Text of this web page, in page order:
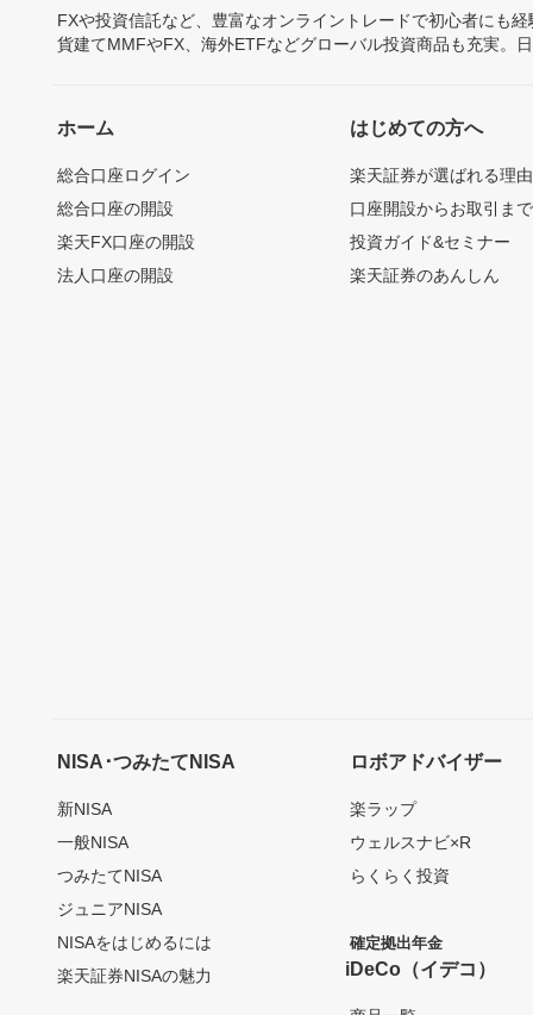
FXや投資信託など、豊富なオンライントレードで初心者にも
貨建てMMFやFX、海外ETFなどグローバル投資商品も充実。
ホーム
総合口座ログイン
総合口座の開設
楽天FX口座の開設
法人口座の開設
はじめての方へ
楽天証券が選ばれる理由
口座開設からお取引ま
投資ガイド&セミナー
楽天証券のあんしん
NISA･つみたてNISA
新NISA
一般NISA
つみたてNISA
ジュニアNISA
NISAをはじめるには
楽天証券NISAの魅力
ロボアドバイザー
楽ラップ
ウェルスナビ×R
らくらく投資
確定拠出年金
iDeCo（イデコ）